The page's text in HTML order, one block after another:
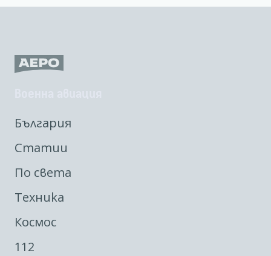
България
Статии
По света
Техника
Космос
112